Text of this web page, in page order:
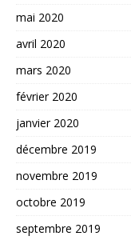
mai 2020
avril 2020
mars 2020
février 2020
janvier 2020
décembre 2019
novembre 2019
octobre 2019
septembre 2019